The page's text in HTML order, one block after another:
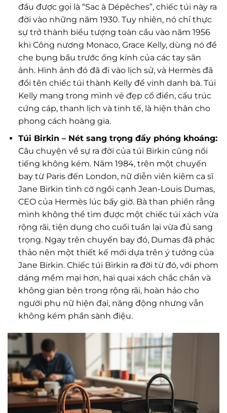
đầu được gọi là “Sac à Dépêches”, chiếc túi này ra
đời vào những năm 1930. Tuy nhiên, nó chỉ thực
sự trở thành biểu tượng toàn cầu vào năm 1956
khi Công nương Monaco, Grace Kelly, dùng nó để
che bụng bầu trước ống kính của các tay săn
ảnh. Hình ảnh đó đã đi vào lịch sử, và Hermès đã
đổi tên chiếc túi thành Kelly để vinh danh bà. Túi
Kelly mang trong mình vẻ đẹp cổ điển, cấu trúc
cứng cáp, thanh lịch và tinh tế, là hiện thân cho
phong cách hoàng gia.
Túi Birkin – Nét sang trọng đầy phóng khoáng:
Câu chuyện về sự ra đời của túi Birkin cũng nổi
tiếng không kém. Năm 1984, trên một chuyến
bay từ Paris đến London, nữ diễn viên kiêm ca sĩ
Jane Birkin tình cờ ngồi cạnh Jean-Louis Dumas,
CEO của Hermès lúc bấy giờ. Bà than phiền rằng
mình không thể tìm được một chiếc túi xách vừa
rộng rãi, tiện dụng cho cuối tuần lại vừa đủ sang
trọng. Ngay trên chuyến bay đó, Dumas đã phác
thảo nên một thiết kế mới dựa trên ý tưởng của
Jane Birkin. Chiếc túi Birkin ra đời từ đó, với phom
dáng mềm mại hơn, hai quai xách chắc chắn và
không gian bên trong rộng rãi, hoàn hảo cho
người phụ nữ hiện đại, năng động nhưng vẫn
không kém phần sành điệu.